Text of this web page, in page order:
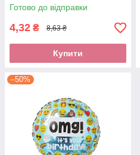
Готово до відправки
4,32 ₴ 8,63 ₴
Купити
–50%